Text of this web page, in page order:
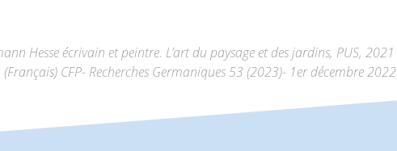
Hesse écrivain et peintre. L’art du paysage et des jardins, PUS, 2021
(Français) CFP- Recherches Germaniques 53 (2023)- 1er décembre 2022